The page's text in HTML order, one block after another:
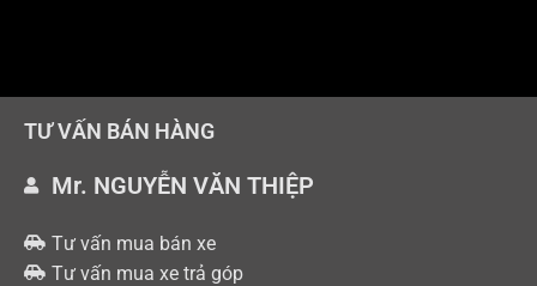
TƯ VẤN BÁN HÀNG
Mr. NGUYỄN VĂN THIỆP
Tư vấn mua bán xe
Tư vấn mua xe trả góp